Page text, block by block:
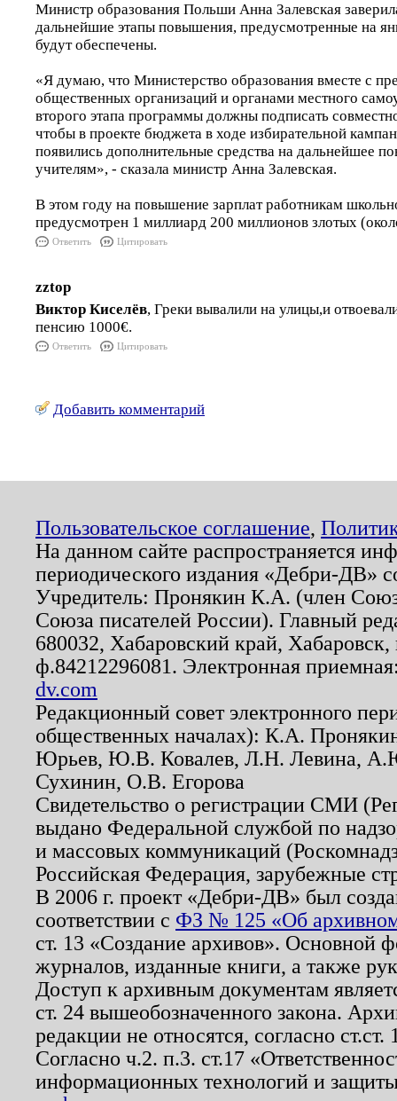
Министр образования Польши Анна Залевская
дальнейшие этапы повышения, предусмотренные на
будут обеспечены.
«Я думаю, что Министерство образования вместе с
общественных организаций и органами местного
второго этапа программы должны подписать
чтобы в проекте бюджета в ходе избирательной
появились дополнительные средства на дальнейшее
учителям», - сказала министр Анна Залевская.
В этом году на повышение зарплат работникам
предусмотрен 1 миллиард 200 миллионов злотых
Ответить Цитировать
zztop
Виктор Киселёв, Греки вывалили на улицы,и
пенсию 1000€.
Ответить Цитировать
Добавить комментарий
Пользовательское соглашение,
На данном сайте распространяется
периодического издания «Дебри-ДВ»
Учредитель: Пронякин К.А. (член
Союза писателей России). Главный
680032, Хабаровский край,
ф.84212296081. Электронная
dv.com
Редакционный совет электронного
общественных началах): К.А.
Юрьев, Ю.В. Ковалев, Л.Н. Левина,
Сухинин, О.В. Егорова
Свидетельство о регистрации СМИ
выдано Федеральной службой по
и массовых коммуникаций
Российская Федерация, зарубежные
В 2006 г. проект «Дебри-ДВ» был
соответствии с ФЗ № 125 «Об
ст. 13 «Создание архивов». Основной
журналов, изданные книги, а также
Доступ к архивным документам
ст. 24 вышеобозначенного закона.
редакции не относятся, согласно
Согласно ч.2. п.3. ст.17
информационных технологий и